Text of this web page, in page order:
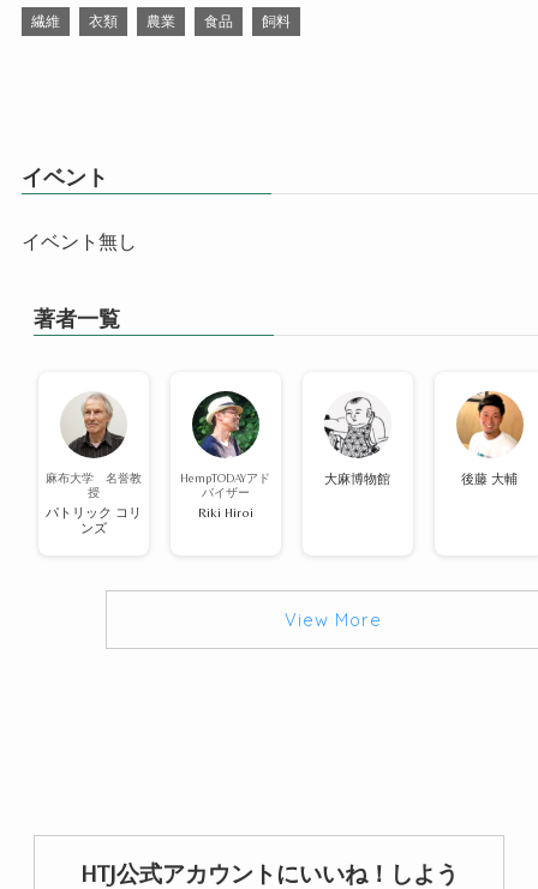
繊維 衣類 農業 食品 飼料
イベント
イベント無し
著者一覧
麻布大学 名誉教
授
パトリック コリ
ンズ
HempTODAYアド
バイザー
Riki Hiroi
大麻博物館 後藤 大輔
View More
HTJ公式アカウントにいいね！しよう